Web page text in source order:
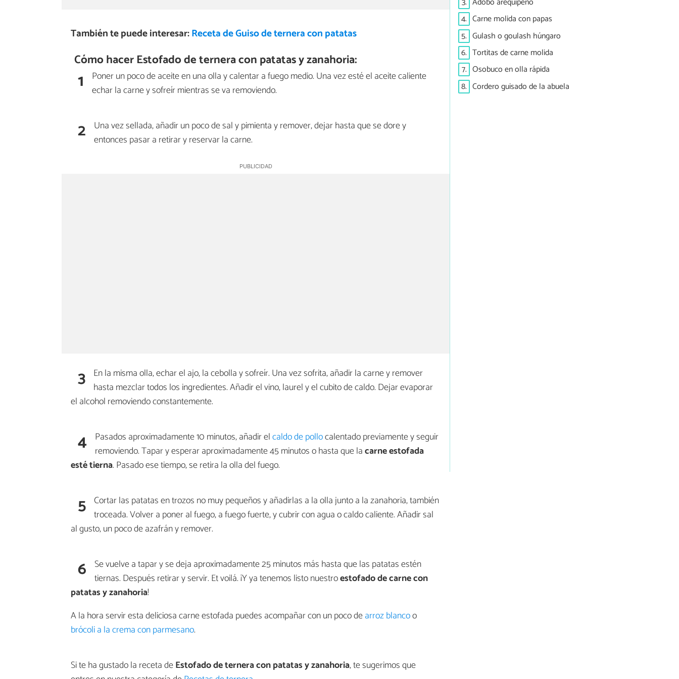
También te puede interesar:Receta de Guiso de ternera con patatas
Cómo hacer Estofado de ternera con patatas y zanahoria:
1
Poner un poco de aceite en una olla y calentar a fuego medio. Una vez esté el aceite caliente
echar la carne y sofreír mientras se va removiendo.
2 Una vez sellada, añadir un poco de sal y pimienta y remover, dejar hasta que se dore y
entonces pasar a retirar y reservar la carne.
3 En la misma olla, echar el ajo, la cebolla y sofreír. Una vez sofrita, añadir la carne y remover
hasta mezclar todos los ingredientes. Añadir el vino, laurel y el cubito de caldo. Dejar evaporar
el alcohol removiendo constantemente.
4 Pasados aproximadamente 10 minutos, añadir elcaldo de pollocalentado previamente y seguir
removiendo. Tapar y esperar aproximadamente 45 minutos o hasta que lacarne estofada
esté tierna. Pasado ese tiempo, se retira la olla del fuego.
5 Cortar las patatas en trozos no muy pequeños y añadirlas a la olla junto a la zanahoria, también
troceada. Volver a poner al fuego, a fuego fuerte, y cubrir con agua o caldo caliente. Añadir sal
al gusto, un poco de azafrán y remover.
6 Se vuelve a tapar y se deja aproximadamente 25 minutos más hasta que las patatas estén
tiernas. Después retirar y servir. Et voilá. ¡Y ya tenemos listo nuestroestofado de carne con
patatas y zanahoria!
A la hora servir esta deliciosa carne estofada puedes acompañar con un poco dearroz blancoo
brócoli a la crema con parmesano.
Si te ha gustado la receta deEstofado de ternera con patatas y zanahoria, te sugerimos que
4. Carne molida con papas
5. Gulash o goulash húngaro
6. Tortitas de carne molida
7. Osobuco en olla rápida
8. Cordero guisado de la abuela